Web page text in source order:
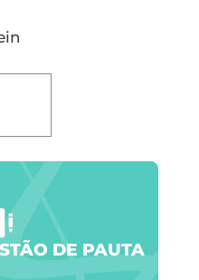
DE PAUTA